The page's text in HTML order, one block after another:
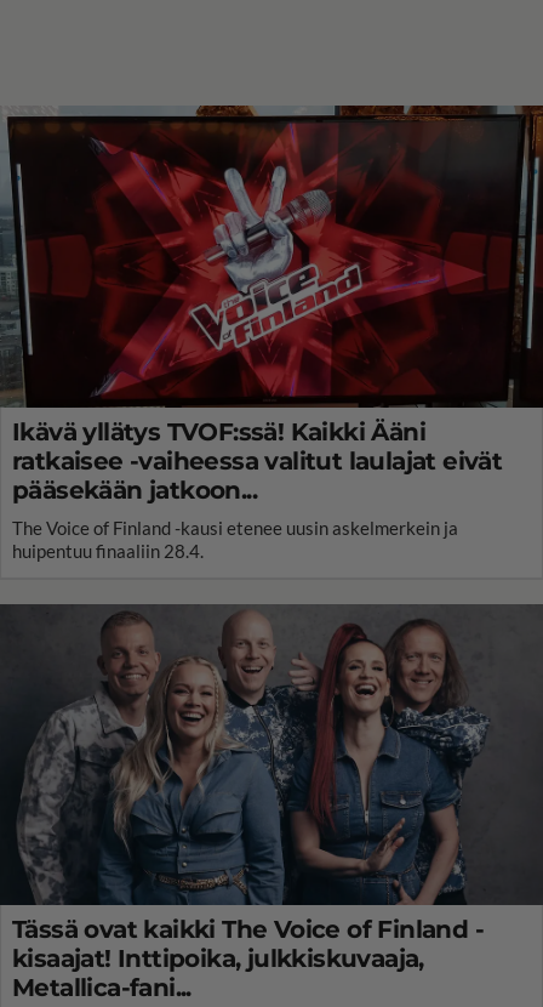
Ikävä yllätys TVOF:ssä! Kaikki Ääni
ratkaisee -vaiheessa valitut laulajat eivät
pääsekään jatkoon...
The Voice of Finland -kausi etenee uusin askelmerkein ja
huipentuu finaaliin 28.4.
Tässä ovat kaikki The Voice of Finland -
kisaajat! Inttipoika, julkkiskuvaaja,
Metallica-fani...